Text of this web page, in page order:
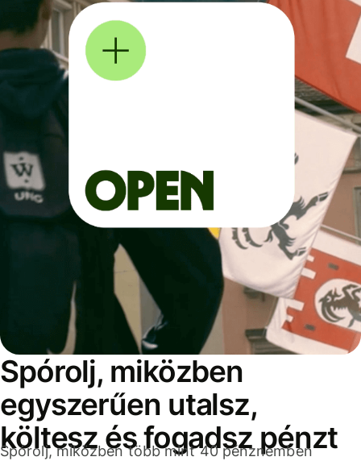
Spórolj, miközben
egyszerűen utalsz,
költesz és fogadsz pénzt
Spórolj, miközben több mint 40 pénznemben